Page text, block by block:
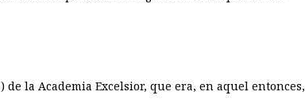
la Academia Excelsior, que era, en aquel entonces,